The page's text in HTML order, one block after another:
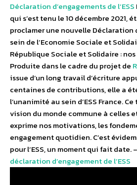
Déclaration d’engagements de l’ESS
qui s’est tenu le 10 décembre 2021,
proclamer une nouvelle Déclaration
sein de l’Economie Sociale et
République Sociale et Solidaire : nos
Produite dans le cadre du projet de
issue d’un long travail d’écriture
centaines de contributions, elle a
l’unanimité au sein d’ESS France.
vision du monde commune à celles
exprime nos motivations, les
engagement quotidien. C’est
pour l’ESS, un moment qui fait date. –
déclaration d’engagement de l’ESS